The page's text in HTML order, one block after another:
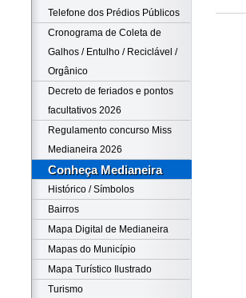
Telefone dos Prédios Públicos
Cronograma de Coleta de
Galhos / Entulho / Reciclável /
Orgânico
Decreto de feriados e pontos
facultativos 2026
Regulamento concurso Miss
Medianeira 2026
Conheça Medianeira
Histórico / Símbolos
Bairros
Mapa Digital de Medianeira
Mapas do Município
Mapa Turístico Ilustrado
Turismo